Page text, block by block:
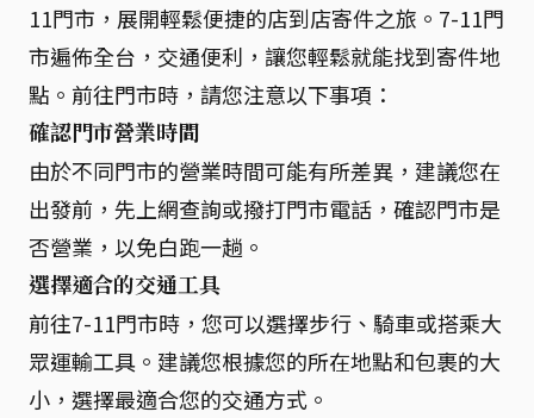
11門市，展開輕鬆便捷的店到店寄件之旅。7-11門
市遍佈全台，交通便利，讓您輕鬆就能找到寄件地
點。前往門市時，請您注意以下事項：
確認門市營業時間
由於不同門市的營業時間可能有所差異，建議您在
出發前，先上網查詢或撥打門市電話，確認門市是
否營業，以免白跑一趟。
選擇適合的交通工具
前往7-11門市時，您可以選擇步行、騎車或搭乘大
眾運輸工具。建議您根據您的所在地點和包裹的大
小，選擇最適合您的交通方式。